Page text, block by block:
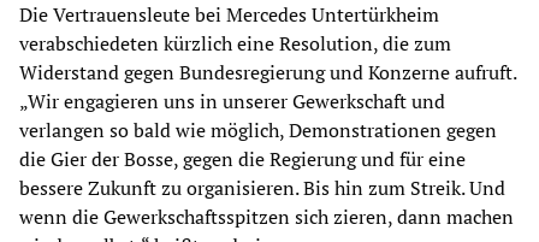
Die Vertrauensleute bei Mercedes Untertürkheim
verabschiedeten kürzlich eine Resolution, die zum
Widerstand gegen Bundesregierung und Konzerne aufruft.
„Wir engagieren uns in unserer Gewerkschaft und
verlangen so bald wie möglich, Demonstrationen gegen
die Gier der Bosse, gegen die Regierung und für eine
bessere Zukunft zu organisieren. Bis hin zum Streik. Und
wenn die Gewerkschaftsspitzen sich zieren, dann machen